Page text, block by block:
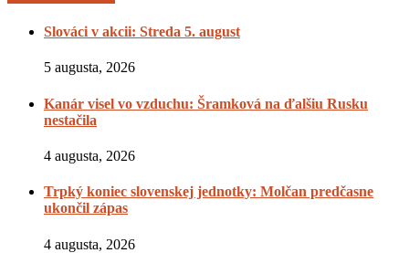
Slováci v akcii: Streda 5. august
5 augusta, 2026
Kanár visel vo vzduchu: Šramková na ďalšiu Rusku
nestačila
4 augusta, 2026
Trpký koniec slovenskej jednotky: Molčan predčasne
ukončil zápas
4 augusta, 2026